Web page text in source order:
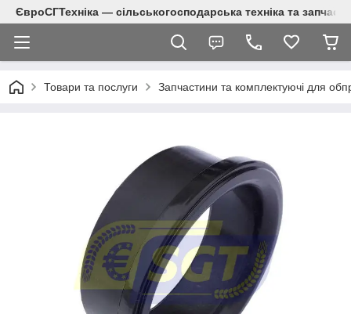
ЄвроСГТехніка — сільськогосподарська техніка та
Товари та послуги Запчастини та комплектуючі для